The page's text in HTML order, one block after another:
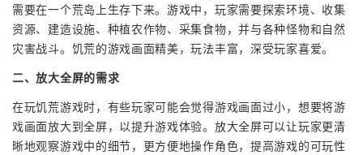
需要在一个荒岛上生存下来。游戏中，玩家需要探索环境、收集
资源、建造设施、种植农作物、采集食物，并与各种怪物和自然
灾害战斗。饥荒的游戏画面精美，玩法丰富，深受玩家喜爱。
二、放大全屏的需求
在玩饥荒游戏时，有些玩家可能会觉得游戏画面过小，想要将游
戏画面放大到全屏，以提升游戏体验。放大全屏可以让玩家更清
晰地观察游戏中的细节，更方便地操作角色，提高游戏的可玩性